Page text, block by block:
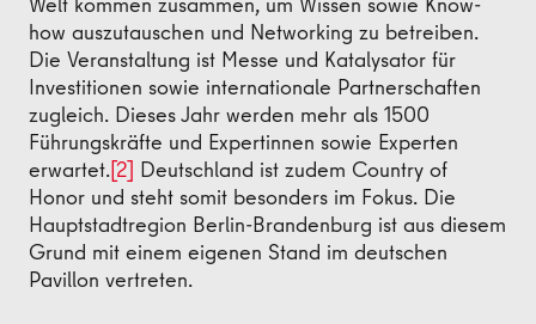
how auszutauschen und Networking zu betreiben.
Die Veranstaltung ist Messe und Katalysator für
Investitionen sowie internationale Partnerschaften
zugleich. Dieses Jahr werden mehr als 1500
Führungskräfte und Expertinnen sowie Experten
erwartet.[2] Deutschland ist zudem Country of
Honor und steht somit besonders im Fokus. Die
Hauptstadtregion Berlin-Brandenburg ist aus diesem
Grund mit einem eigenen Stand im deutschen
Pavillon vertreten.